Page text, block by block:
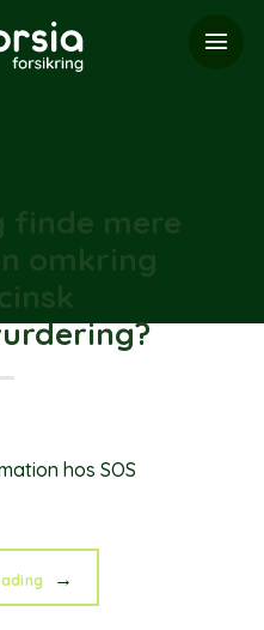
finde mere
omkring
hos SOS
→